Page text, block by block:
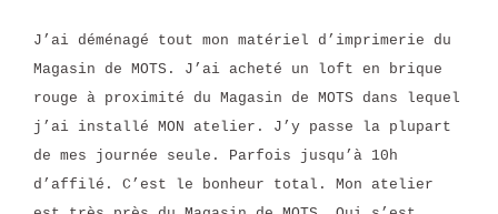
J’ai déménagé tout mon matériel d’imprimerie du
Magasin de MOTS. J’ai acheté un loft en brique
rouge à proximité du Magasin de MOTS dans lequel
j’ai installé MON atelier. J’y passe la plupart
de mes journée seule. Parfois jusqu’à 10h
d’affilé. C’est le bonheur total. Mon atelier